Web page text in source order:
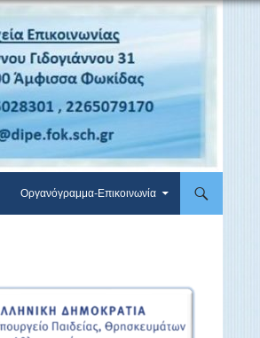
Οργανόγραμμα-Επικοινωνία